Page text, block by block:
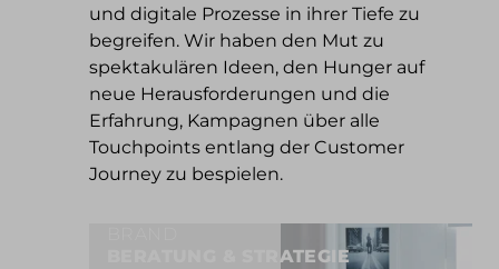
und digitale Prozesse in ihrer Tiefe zu
begreifen. Wir haben den Mut zu
spektakulären Ideen, den Hunger auf
neue Herausforderungen und die
Erfahrung, Kampagnen über alle
Touchpoints entlang der Customer
Journey zu bespielen.
BERATUNG & STRATEGIE